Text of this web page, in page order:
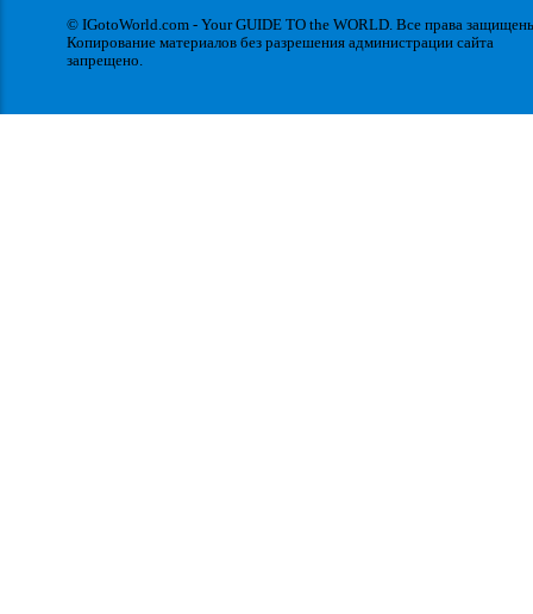
© IGotoWorld.com - Your GUIDE TO the WORLD. Все права
Копирование материалов без разрешения администрации сайта
запрещено.